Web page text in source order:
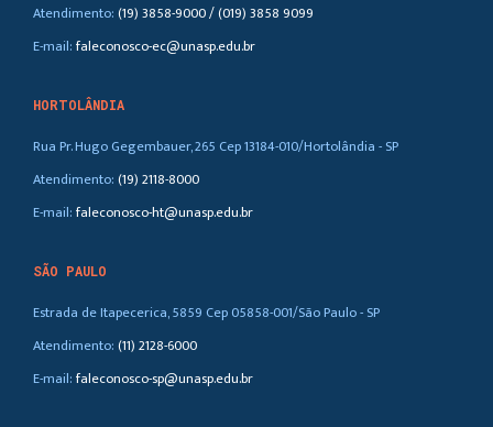
Atendimento:(19) 3858-9000 / (019) 3858 9099
E-mail:faleconosco-ec@unasp.edu.br
HORTOLÂNDIA
Rua Pr. Hugo Gegembauer, 265 Cep 13184-010/Hortolândia - SP
Atendimento:(19) 2118-8000
E-mail:faleconosco-ht@unasp.edu.br
SÃO PAULO
Estrada de Itapecerica, 5859 Cep 05858-001/São Paulo - SP
Atendimento:(11) 2128-6000
E-mail:faleconosco-sp@unasp.edu.br